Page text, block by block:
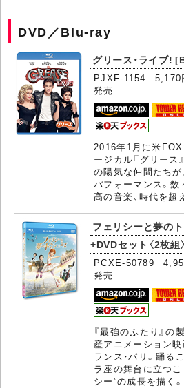
DVD／Blu-ray
グリース・ライブ!
PJXF-1154 5,170
発売
2016年1月に米
ージカル『グリース
の陽気な仲間たち
パフォーマンス。数
高の音楽、時代を
フェリシーと夢の
+DVDセット〈2枚
PCXE-50789
発売
『最強のふたり』の
産アニメーション
ランス・パリ。踊る
ラ座の舞台に立つ
シー”の成長を描く